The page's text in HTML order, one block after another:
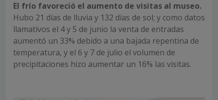
El frío favoreció el aumento de visitas al museo.
Hubo 21 días de lluvia y 132 días de sol; y como datos
llamativos el 4 y 5 de junio la venta de entradas
aumentó un 33% debido a una bajada repentina de
temperatura, y el 6 y 7 de julio el volumen de
precipitaciones hizo aumentar un 16% las visitas.